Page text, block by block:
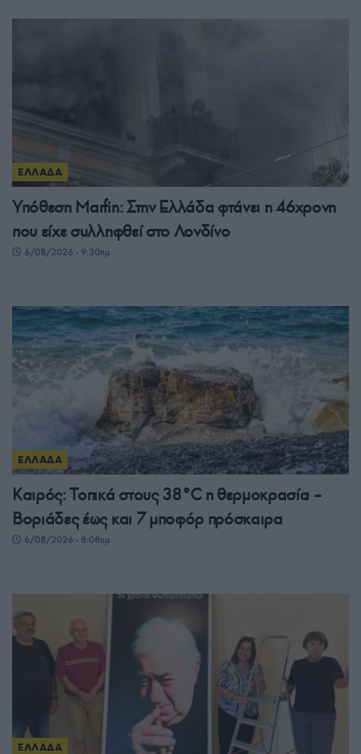
ΕΛΛΑΔΑ
Υπόθεση Μarfin: Στην Ελλάδα φτάνει η 46χρονη
που είχε συλληφθεί στο Λονδίνο
6/08/2026 - 9:30πμ
ΕΛΛΑΔΑ
Καιρός: Τοπικά στους 38°C η θερμοκρασία –
Βοριάδες έως και 7 μποφόρ πρόσκαιρα
6/08/2026 - 8:08πμ
ΕΛΛΑΔΑ